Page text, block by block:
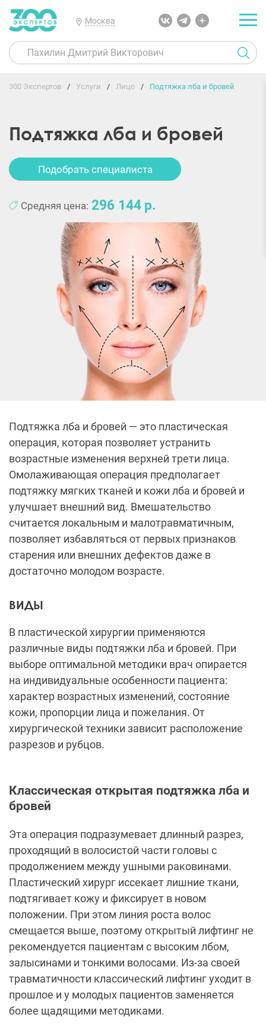
Москва
300 Экспертов Услуги Лицо Подтяжка лба и бровей
Подтяжка лба и бровей
Подобрать специалиста
Средняя цена: 296 144
Подтяжка лба и бровей — это пластическая
операция, которая позволяет устранить
возрастные изменения верхней трети лица.
Омолаживающая операция предполагает
подтяжку мягких тканей и кожи лба и бровей и
улучшает внешний вид. Вмешательство
считается локальным и малотравматичным,
позволяет избавляться от первых признаков
старения или внешних дефектов даже в
достаточно молодом возрасте.
ВИДЫ
В пластической хирургии применяются
различные виды подтяжки лба и бровей. При
выборе оптимальной методики врач опирается
на индивидуальные особенности пациента:
характер возрастных изменений, состояние
кожи, пропорции лица и пожелания. От
хирургической техники зависит расположение
разрезов и рубцов.
Классическая открытая подтяжка лба и
бровей
Эта операция подразумевает длинный разрез,
проходящий в волосистой части головы с
продолжением между ушными раковинами.
Пластический хирург иссекает лишние ткани,
подтягивает кожу и фиксирует в новом
положении. При этом линия роста волос
смещается выше, поэтому открытый лифтинг не
рекомендуется пациентам с высоким лбом,
залысинами и тонкими волосами. Из-за своей
травматичности классический лифтинг уходит в
прошлое и у молодых пациентов заменяется
более щадящими методиками.